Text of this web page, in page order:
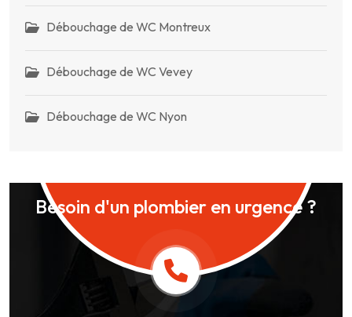
Débouchage de WC Montreux
Débouchage de WC Vevey
Débouchage de WC Nyon
Besoin d'un plombier en urgence ?